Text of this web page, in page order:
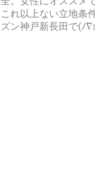
これ以上ない立地条
ズン神戸新長田で(ﾉ